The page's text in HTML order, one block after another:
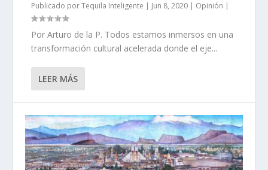
Publicado porTequila Inteligente | Jun 8, 2020 | Opinión |
Por Arturo de la P. Todos estamos inmersos en una
transformación cultural acelerada donde el eje...
LEER MÁS